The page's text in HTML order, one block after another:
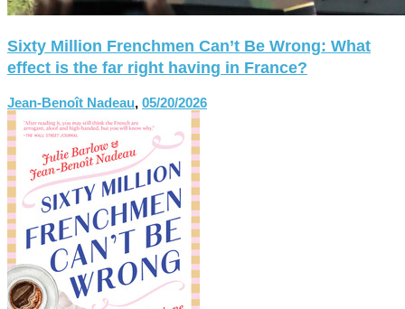
Sixty Million Frenchmen Can’t Be Wrong: What
effect is the far right having in France?
Jean-Benoît Nadeau, 05/20/2026